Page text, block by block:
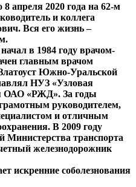
апреля 2020 года на 62-м
и коллега
Вся его жизнь –
в 1984 году врачом-
главным врачом
Южно-Уральской
НУЗ «Узловая
ОАО «РЖД». За годы
руководителем,
и отличным
В 2009 году
Министерства транспорта
железнодорожник
искренние соболезнования